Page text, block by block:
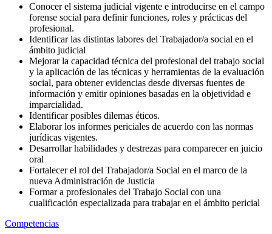
Conocer el sistema judicial vigente e introducirse en el campo
forense social para definir funciones, roles y prácticas del
profesional.
Identificar las distintas labores del Trabajador/a social en el
ámbito judicial
Mejorar la capacidad técnica del profesional del trabajo social
y la aplicación de las técnicas y herramientas de la evaluación
social, para obtener evidencias desde diversas fuentes de
información y emitir opiniones basadas en la objetividad e
imparcialidad.
Identificar posibles dilemas éticos.
Elaborar los informes periciales de acuerdo con las normas
jurídicas vigentes.
Desarrollar habilidades y destrezas para comparecer en juicio
oral
Fortalecer el rol del Trabajador/a Social en el marco de la
nueva Administración de Justicia
Formar a profesionales del Trabajo Social con una
cualificación especializada para trabajar en el ámbito pericial
Competencias